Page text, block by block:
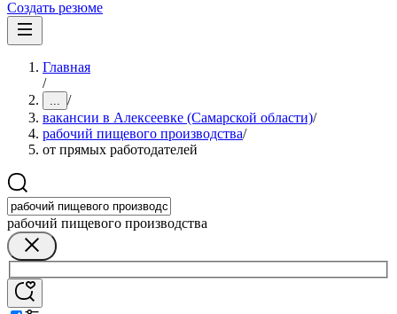
Создать резюме
Главная
/
... /
вакансии в Алексеевке (Самарской области)/
рабочий пищевого производства/
от прямых работодателей
рабочий пищевого производства